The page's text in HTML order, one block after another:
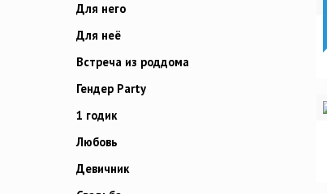
Для него
Для неё
Встреча из роддома
Гендер Party
1 годик
Любовь
Девичник